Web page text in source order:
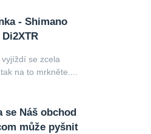
- Shimano
Di2XTR
se zcela
na to mrkněte....
se Náš obchod
může pyšnit